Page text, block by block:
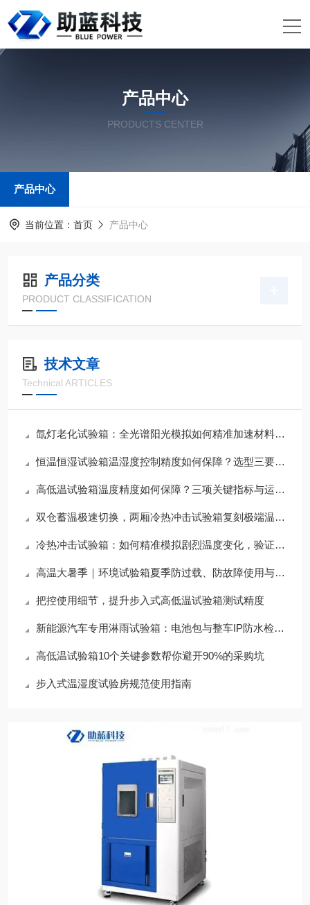
产品中心
PRODUCTS CENTER
产品中心
当前位置： 首页 产品中心
产品分类
PRODUCT CLASSIFICATION
技术文章
Technical ARTICLES
氙灯老化试验箱：全光谱阳光模拟如何精准加速材料耐候性测试？
恒温恒湿试验箱温湿度控制精度如何保障？选型三要素与夏季运维要点
高低温试验箱温度精度如何保障？三项关键指标与运维要点解析
双仓蓄温极速切换，两厢冷热冲击试验箱复刻极端温变应力
冷热冲击试验箱：如何精准模拟剧烈温度变化，验证产品可靠性？
高温大暑季｜环境试验箱夏季防过载、防故障使用与运维指南
把控使用细节，提升步入式高低温试验箱测试精度
新能源汽车专用淋雨试验箱：电池包与整车IP防水检测方案
高低温试验箱10个关键参数帮你避开90%的采购坑
步入式温湿度试验房规范使用指南